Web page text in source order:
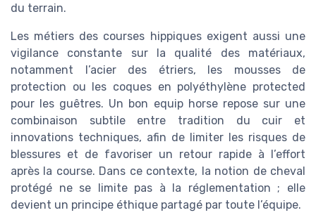
du terrain.
Les métiers des courses hippiques exigent aussi une
vigilance constante sur la qualité des matériaux,
notamment l’acier des étriers, les mousses de
protection ou les coques en polyéthylène protected
pour les guêtres. Un bon equip horse repose sur une
combinaison subtile entre tradition du cuir et
innovations techniques, afin de limiter les risques de
blessures et de favoriser un retour rapide à l’effort
après la course. Dans ce contexte, la notion de cheval
protégé ne se limite pas à la réglementation ; elle
devient un principe éthique partagé par toute l’équipe.